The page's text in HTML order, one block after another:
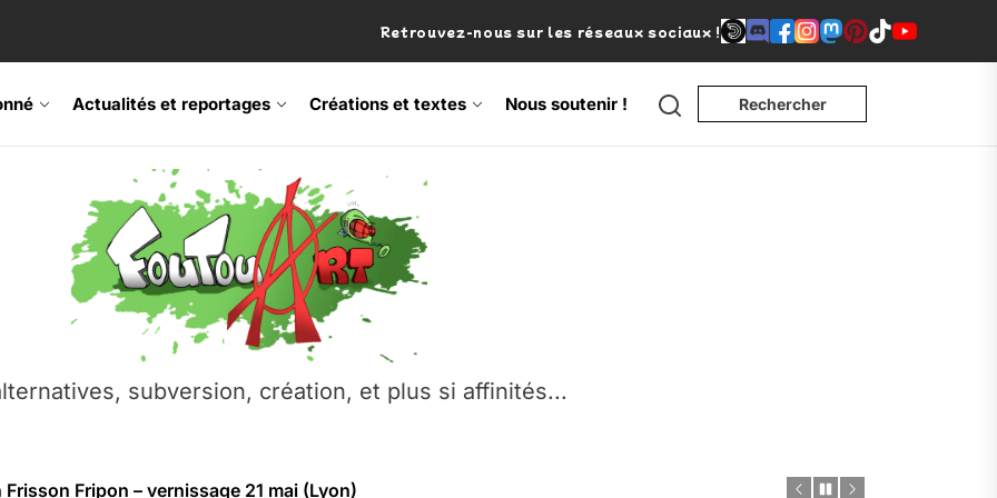
Retrouvez-nous sur les réseaux sociaux !
Actualités et reportages Créations et textes Nous soutenir ! Search Rechercher
subversion, création, et plus si affinités...
Frisson Fripon – vernissage 21 mai (Lyon)
Festival – Samedi 18 juillet (Vaulx-en-Velin)
– Ŝtono, un livre réalisé par Michaël Moretti & Pierre Lacôte
contre l’A412 à l’Établi (Haute-Savoie)
Fripon – vernissage 21 mai (Lyon)